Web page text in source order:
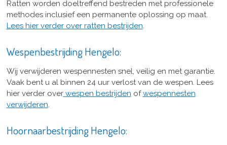
Ratten worden doeltreffend bestreden met professionele
methodes inclusief een permanente oplossing op maat.
Lees hier verder over ratten bestrijden.
Wespenbestrijding Hengelo:
Wij verwijderen wespennesten snel, veilig en met garantie.
Vaak bent u al binnen 24 uur verlost van de wespen. Lees
hier verder overwespen bestrijden ofwespennesten
verwijderen.
Hoornaarbestrijding Hengelo: